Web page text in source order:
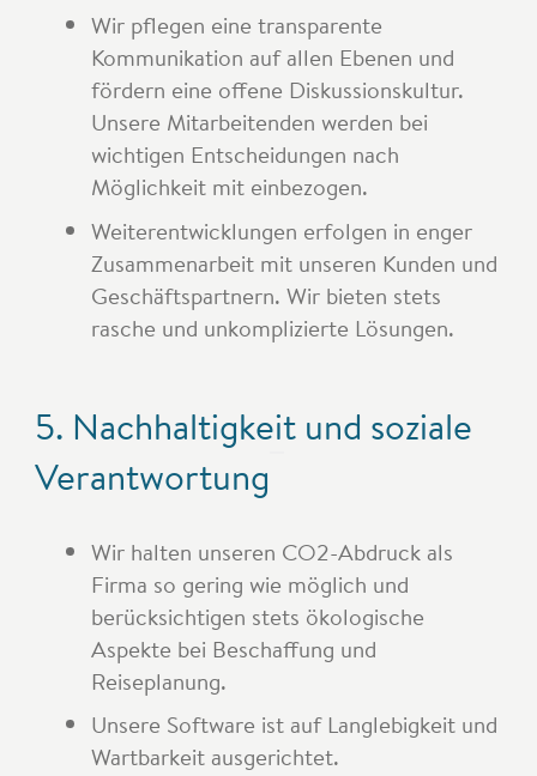
Wir pflegen eine transparente
Kommunikation auf allen Ebenen und
fördern eine offene Diskussionskultur.
Unsere Mitarbeitenden werden bei
wichtigen Entscheidungen nach
Möglichkeit mit einbezogen.
Weiterentwicklungen erfolgen in enger
Zusammenarbeit mit unseren Kunden und
Geschäftspartnern. Wir bieten stets
rasche und unkomplizierte Lösungen.
5. Nachhaltigkeit und soziale
Verantwortung
Wir halten unseren CO2-Abdruck als
Firma so gering wie möglich und
berücksichtigen stets ökologische
Aspekte bei Beschaffung und
Reiseplanung.
Unsere Software ist auf Langlebigkeit und
Wartbarkeit ausgerichtet.